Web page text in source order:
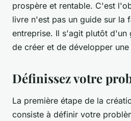
prospère et rentable. C'est
livre n'est pas un guide sur la
entreprise. Il s'agit plutôt d'un
de créer et de développer
Définissez votre
La première étape de la
consiste à définir votre